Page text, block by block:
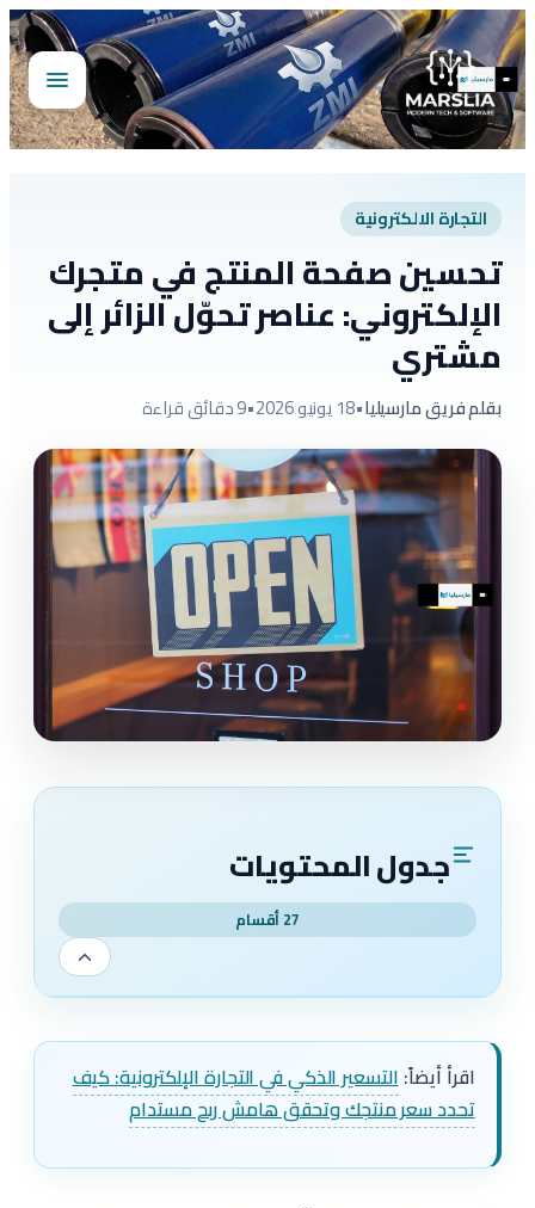
تخطى
إلى
المحتوى فتح
التجارة الالكترونية
تحسين صفحة المنتج في متجرك
الإلكتروني: عناصر تحوّل الزائر إلى
مشتري
بقلم فريق مارسيليا•18 يونيو 2026 •9 دقائق قراءة
جدول المحتويات
27 أقسام
اقرأ أيضاً:التسعير الذكي في التجارة الإلكترونية: كيف
تحدد سعر منتجك وتحقق هامش ربح مستدام